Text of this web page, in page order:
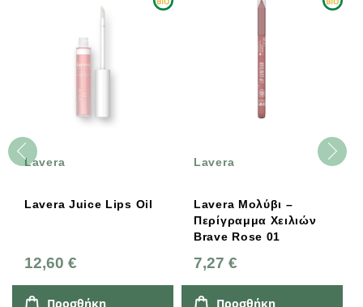
Lavera
Lavera Juice Lips Oil
12,60 €
Προσθήκη
Lavera
Lavera Μολύβι –
Περίγραμμα Χειλιών
Brave Rose 01
7,27 €
Προσθήκη